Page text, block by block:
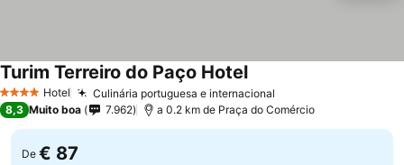
4 EstrelasHotel Culinária portuguesa e internacional
Turim Terreiro do Paço Hotel
8,3 Muito boa 7.962 a 0.2 km de Praça do Comércio
De € 87